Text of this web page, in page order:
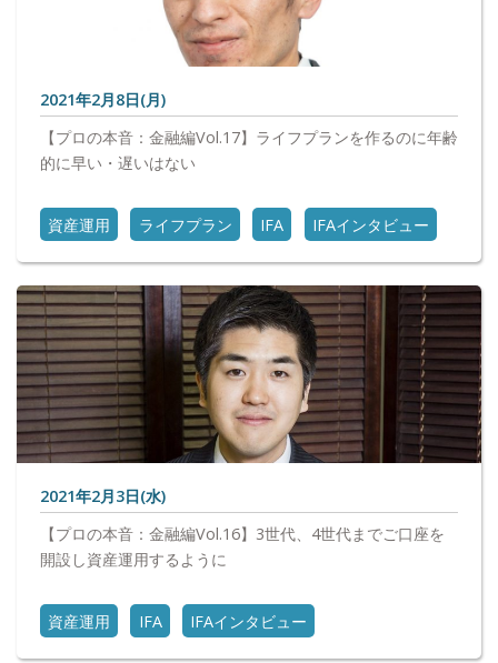
2021年2月8日(月)
【プロの本音：金融編Vol.17】ライフプランを作るのに年齢
的に早い・遅いはない
資産運用 ライフプラン IFA IFAインタビュー
2021年2月3日(水)
【プロの本音：金融編Vol.16】3世代、4世代までご口座を
開設し資産運用するように
資産運用 IFA IFAインタビュー